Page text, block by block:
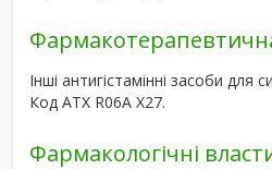
Інші антигістамінні засоби для
Код АТХ R06A X27.
Фармакологічні